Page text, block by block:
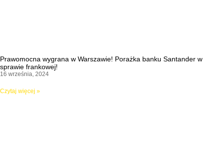
Prawomocna wygrana w Warszawie! Porażka banku Santander w
sprawie frankowej!
16 września, 2024
Czytaj więcej »